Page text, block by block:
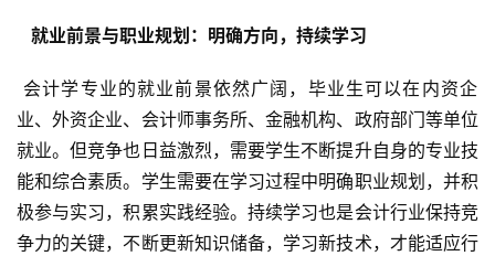
  就业前景与职业规划：明确方向，持续学习
业、外资企业、会计师事务所、金融机构、政府部门等单位
就业。但竞争也日益激烈，需要学生不断提升自身的专业技
能和综合素质。学生需要在学习过程中明确职业规划，并积
极参与实习，积累实践经验。持续学习也是会计行业保持竞
争力的关键，不断更新知识储备，学习新技术，才能适应行